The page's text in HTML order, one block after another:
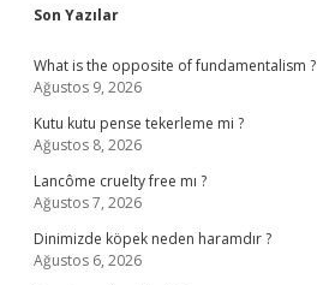
Sidebar
Son Yazılar
What is the opposite of fundamentalism ?
Ağustos 9, 2026
Kutu kutu pense tekerleme mi ?
Ağustos 8, 2026
Lancôme cruelty free mı ?
Ağustos 7, 2026
Dinimizde köpek neden haramdır ?
Ağustos 6, 2026